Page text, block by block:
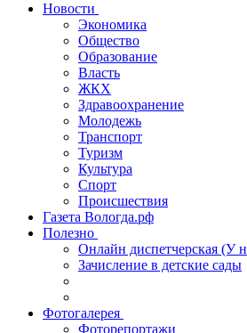
Новости
Экономика
Общество
Образование
Власть
ЖКХ
Здравоохранение
Молодежь
Транспорт
Туризм
Культура
Спорт
Происшествия
Газета Вологда.рф
Полезно
Онлайн диспетчерская (У
Зачисление в детские сады
Фотогалерея
Фоторепортажи